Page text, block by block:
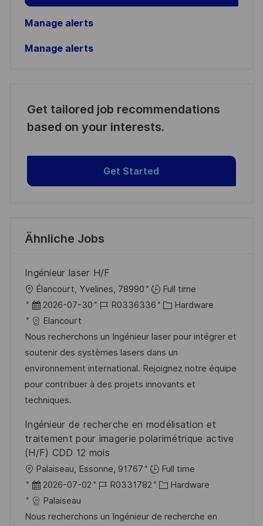
Manage alerts
Manage alerts
Get tailored job recommendations
based on your interests.
Get Started
Ähnliche Jobs
Ingénieur laser H/F
O
r
t
Élancourt, Yvelines, 78990
Full time
D
a
t
u
m
d
e
V
e
r
ö
f
2026-07-30
J
b
-
I
D
R0336336
K
t
e
g
o
e
Hardware
Elancourt
Nous recherchons un Ingénieur laser pour intégrer et
soutenir des systèmes lasers dans un
environnement international. Rejoignez notre équipe
pour contribuer à des projets innovants et
techniques.
Ingénieur de recherche en modélisation et
traitement pour imagerie polarimétrique active
(H/F) CDD 12 mois
O
r
t
Palaiseau, Essonne, 91767
Full time
D
a
t
2026-07-02
J
b
R0331782
K
t
Hardware
Palaiseau
Nous recherchons un Ingénieur de recherche en